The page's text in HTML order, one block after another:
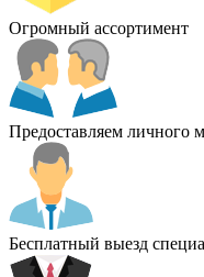
Огромный ассортимент
Предоставляем личного
Бесплатный выезд